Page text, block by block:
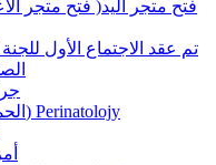
تم عقد الاجتماع الأول
(الحمل العالي الخطورة) Perinatolojy